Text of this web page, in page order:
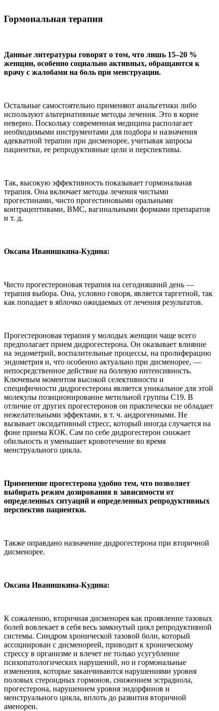
Гормональная терапия
Данные литературы говорят о том, что лишь 15–20 %
женщин, особенно социально активных, обращаются к
врачу с жалобами на боль при менструации.
Остальные самостоятельно применяют анальгетики либо
используют альтернативные методы лечения. Это в корне
неверно. Поскольку современная медицина располагает
необходимыми инструментами для подбора и назначения
адекватной терапии при дисменорее, учитывая запросы
пациентки, ее репродуктивные цели и перспективы.
Так, высокую эффективность показывает гормональная
терапия. Она включает методы лечения чистыми
прогестинами, чисто прогестиновыми оральными
контрацептивами, ВМС, вагинальными формами препаратов
и т. д.
Оксана Иванишкина-Кудина:
Чисто прогестероновая терапия на сегодняшний день —
терапия выбора. Она, условно говоря, является таргетной, так
как попадает в яблочко ожидаемых от лечения результатов.
Прогестероновая терапия у молодых женщин чаще всего
предполагает прием дидрогестерона. Он оказывает влияние
на эндометрий, воспалительные процессы, на пролиферацию
эндометрия и, что особенно актуально при дисменорее, —
непосредственное действие на болевую интенсивность.
Ключевым моментом высокой селективности и
специфичности дидрогестерона является уникальное для этой
молекулы позиционирование метильной группы С19. В
отличие от других прогестеронов он практически не обладает
нежелательными эффектами, в т. ч. андрогенными. Не
вызывает оксидативный стресс, который иногда случается на
фоне приема КОК. Сам по себе дидрогестерон снижает
обильность и уменьшает кровотечение во время
менструального цикла.
Применение прогестерона удобно тем, что позволяет
выбирать режим дозирования в зависимости от
определенных ситуаций и определенных репродуктивных
перспектив пациентки.
Также оправдано назначение дидрогестерона при вторичной
дисменорее.
Оксана Иванишкина-Кудина:
К сожалению, вторичная дисменорея как проявление тазовых
болей вовлекает в себя весь замкнутый цикл репродуктивной
системы. Синдром хронической тазовой боли, который
ассоциирован с дисменореей, приводит к хроническому
стрессу в организме и влечет не только усугубление
психопатологических нарушений, но и гормональные
изменения, которые заканчиваются нарушениями уровня
половых стероидных гормонов, снижением эстрадиола,
прогестерона, нарушением уровня эндорфинов и
менструального цикла, вплоть до развития вторичной
аменореи.